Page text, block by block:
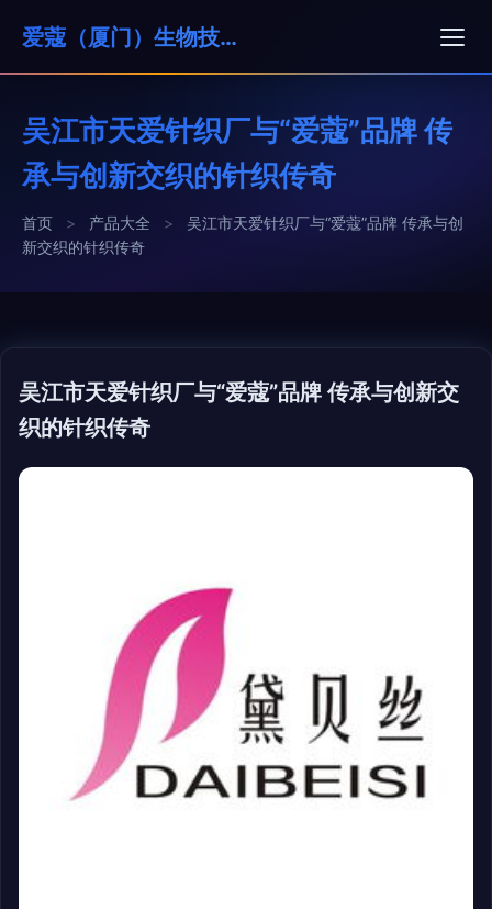
爱蔻（厦门）生物技术有限公司
吴江市天爱针织厂与“爱蔻”品牌 传
承与创新交织的针织传奇
首页 > 产品大全 >
吴江市天爱针织厂与“爱蔻”品牌 传承与创
新交织的针织传奇
吴江市天爱针织厂与“爱蔻”品牌 传承与创新交
织的针织传奇